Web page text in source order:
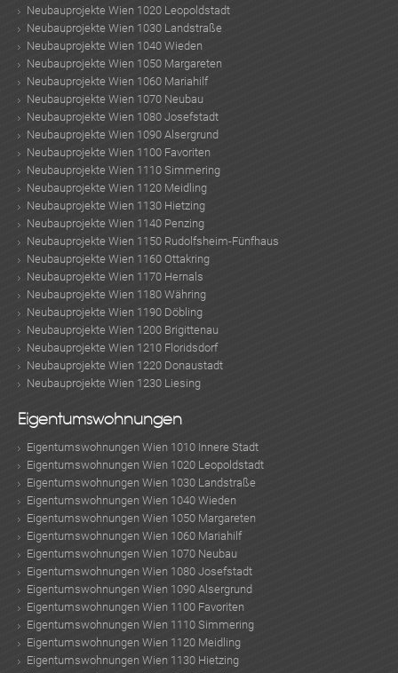
Neubauprojekte Wien 1020 Leopoldstadt
Neubauprojekte Wien 1030 Landstraße
Neubauprojekte Wien 1040 Wieden
Neubauprojekte Wien 1050 Margareten
Neubauprojekte Wien 1060 Mariahilf
Neubauprojekte Wien 1070 Neubau
Neubauprojekte Wien 1080 Josefstadt
Neubauprojekte Wien 1090 Alsergrund
Neubauprojekte Wien 1100 Favoriten
Neubauprojekte Wien 1110 Simmering
Neubauprojekte Wien 1120 Meidling
Neubauprojekte Wien 1130 Hietzing
Neubauprojekte Wien 1140 Penzing
Neubauprojekte Wien 1150 Rudolfsheim-Fünfhaus
Neubauprojekte Wien 1160 Ottakring
Neubauprojekte Wien 1170 Hernals
Neubauprojekte Wien 1180 Währing
Neubauprojekte Wien 1190 Döbling
Neubauprojekte Wien 1200 Brigittenau
Neubauprojekte Wien 1210 Floridsdorf
Neubauprojekte Wien 1220 Donaustadt
Neubauprojekte Wien 1230 Liesing
Eigentumswohnungen
Eigentumswohnungen Wien 1010 Innere Stadt
Eigentumswohnungen Wien 1020 Leopoldstadt
Eigentumswohnungen Wien 1030 Landstraße
Eigentumswohnungen Wien 1040 Wieden
Eigentumswohnungen Wien 1050 Margareten
Eigentumswohnungen Wien 1060 Mariahilf
Eigentumswohnungen Wien 1070 Neubau
Eigentumswohnungen Wien 1080 Josefstadt
Eigentumswohnungen Wien 1090 Alsergrund
Eigentumswohnungen Wien 1100 Favoriten
Eigentumswohnungen Wien 1110 Simmering
Eigentumswohnungen Wien 1120 Meidling
Eigentumswohnungen Wien 1130 Hietzing